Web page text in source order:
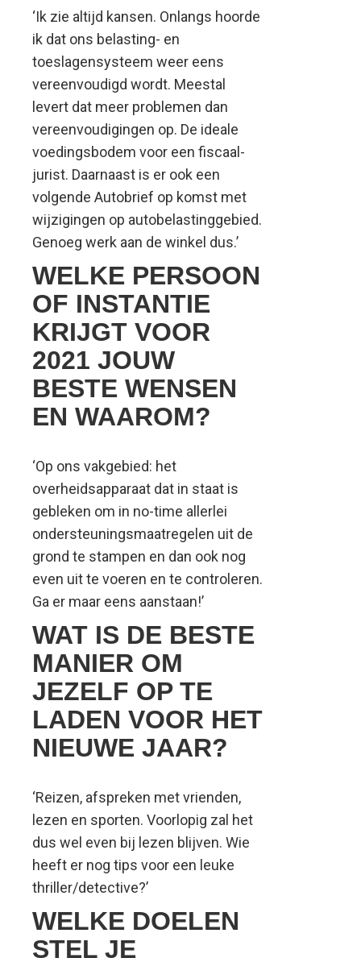
‘Ik zie altijd kansen. Onlangs hoorde
ik dat ons belasting- en
toeslagensysteem weer eens
vereenvoudigd wordt. Meestal
levert dat meer problemen dan
vereenvoudigingen op. De ideale
voedingsbodem voor een fiscaal-
jurist. Daarnaast is er ook een
volgende Autobrief op komst met
wijzigingen op autobelastinggebied.
Genoeg werk aan de winkel dus.’
WELKE PERSOON
OF INSTANTIE
KRIJGT VOOR
2021 JOUW
BESTE WENSEN
EN WAAROM?
‘Op ons vakgebied: het
overheidsapparaat dat in staat is
gebleken om in no-time allerlei
ondersteuningsmaatregelen uit de
grond te stampen en dan ook nog
even uit te voeren en te controleren.
Ga er maar eens aanstaan!’
WAT IS DE BESTE
MANIER OM
JEZELF OP TE
LADEN VOOR HET
NIEUWE JAAR?
‘Reizen, afspreken met vrienden,
lezen en sporten. Voorlopig zal het
dus wel even bij lezen blijven. Wie
heeft er nog tips voor een leuke
thriller/detective?’
WELKE DOELEN
STEL JE